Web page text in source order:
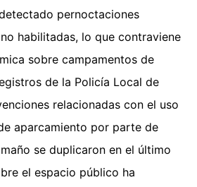
pernoctaciones
habilitadas, lo que contraviene
sobre campamentos de
de la Policía Local de
relacionadas con el uso
aparcamiento por parte de
se duplicaron en el último
el espacio público ha